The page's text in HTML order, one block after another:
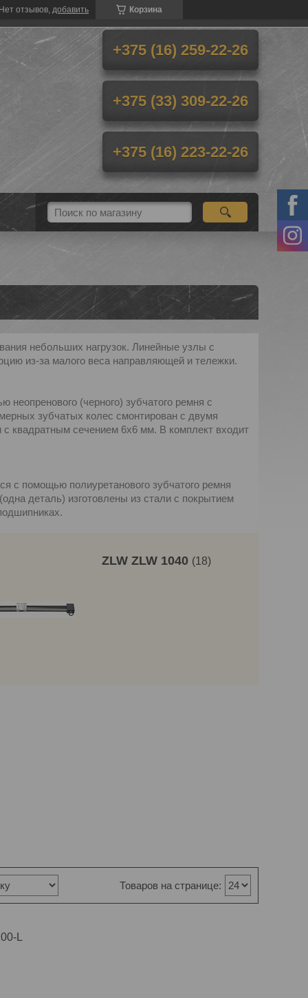
Корзина
отзывов, добавить
+375 (16) 259-22-26
+375 (33) 309-22-26
+375 (16) 223-22-26
небольших нагрузок. Линейные узлы с
из-за малого веса направляющей и тележки.
(черного) зубчатого ремня с
зубчатых колес смонтирован с двумя
квадратным сечением 6x6 мм. В комплект входит
с помощью полиуретанового зубчатого ремня
деталь) изготовлены из стали с покрытием
ZLW ZLW 1040 18
L